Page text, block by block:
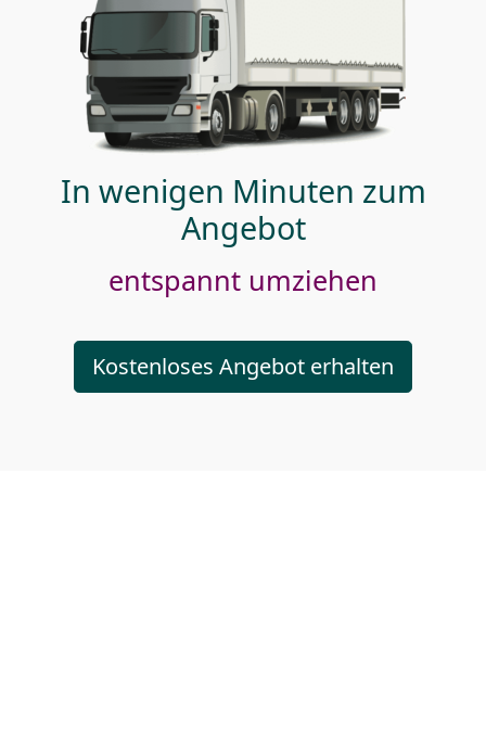
In wenigen Minuten zum
Angebot
entspannt umziehen
Kostenloses Angebot erhalten